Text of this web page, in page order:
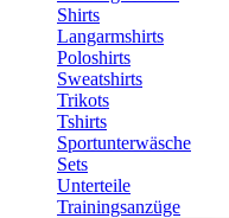
Shirts
Langarmshirts
Poloshirts
Sweatshirts
Trikots
Tshirts
Sportunterwäsche
Sets
Unterteile
Trainingsanzüge